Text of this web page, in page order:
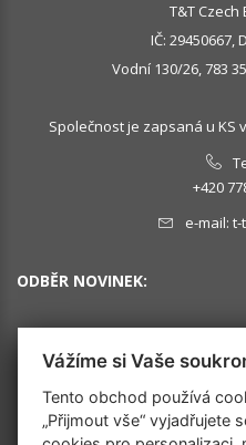
T&T Czech
IČ: 29450667,
Vodní 130/26, 783
Společnost je zapsaná u KS
+420
e-mail: t-
ODBĚR NOVINEK:
Vážíme si Vaše
Tento obchod používá
„Přijmout vše“ vyjadřujete